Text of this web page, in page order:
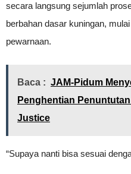
secara langsung sejumlah
berbahan dasar kuningan,
pewarnaan.
Baca : JAM-Pidum
Penghentian
Justice
“Supaya nanti bisa sesuai